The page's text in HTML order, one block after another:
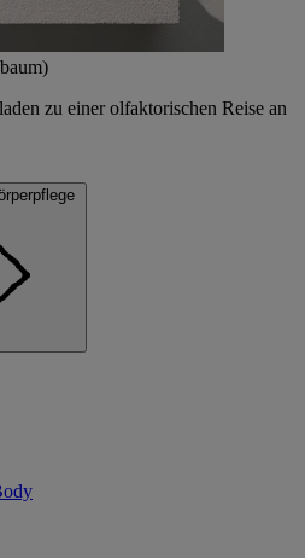
zu einer olfaktorischen Reise an